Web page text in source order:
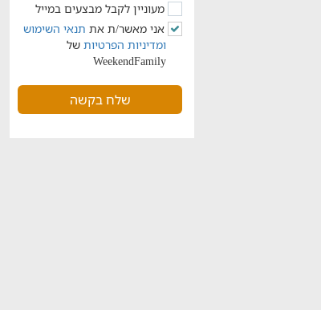
מעוניין לקבל מבצעים במייל
אני מאשר/ת את תנאי השימוש
ומדיניות הפרטיות של
WeekendFamily
שלח בקשה